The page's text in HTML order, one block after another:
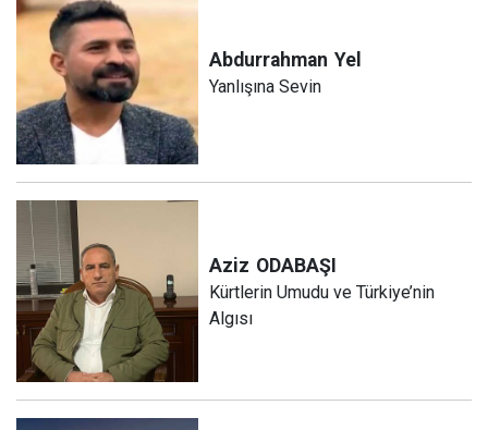
Abdurrahman Yel
Yanlışına Sevin
Aziz ODABAŞI
Kürtlerin Umudu ve Türkiye’nin
Algısı